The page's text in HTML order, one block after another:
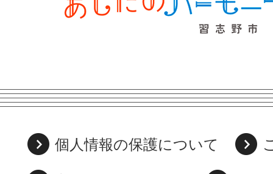
個人情報の保護について